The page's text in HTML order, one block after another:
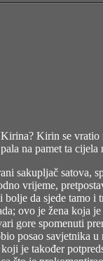
Kirin se
na pamet ta
sakupljač satova,
vrijeme,
da sjede tamo i
ovo je žena koja
gore spomenuti
posao savjetnika
je također